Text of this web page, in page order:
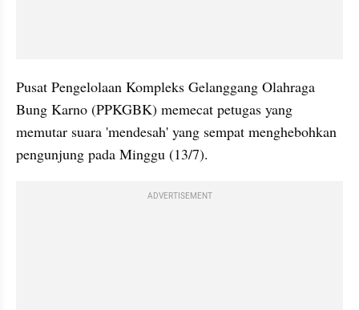
Pusat Pengelolaan Kompleks Gelanggang Olahraga
Bung Karno (PPKGBK) memecat petugas yang
memutar suara 'mendesah' yang sempat menghebohkan
pengunjung pada Minggu (13/7).
ADVERTISEMENT